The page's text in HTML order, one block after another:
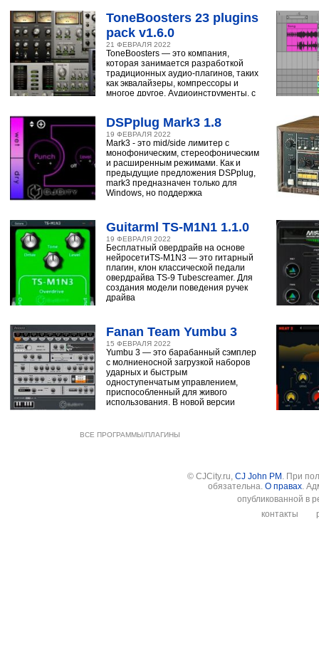
ToneBoosters 23 plugins
pack v1.6.0
21 ФЕВРАЛЯ 2022
ToneBoosters — это компания,
которая занимается разработкой
традиционных аудио-плагинов, таких
как эквалайзеры, компрессоры и
многое другое. Аудиоинструменты, с
DSPplug Mark3 1.8
19 ФЕВРАЛЯ 2022
Mark3 - это mid/side лимитер с
монофоническим, стереофоническим
и расширенным режимами. Как и
предыдущие предложения DSPplug,
mark3 предназначен только для
Windows, но поддержка
Guitarml TS-M1N1 1.1.0
19 ФЕВРАЛЯ 2022
Бесплатный овердрайв на основе
нейросетиTS-M1N3 — это гитарный
плагин, клон классической педали
овердрайва TS-9 Tubescreamer. Для
создания модели поведения ручек
драйва
Fanan Team Yumbu 3
15 ФЕВРАЛЯ 2022
Yumbu 3 — это барабанный сэмплер
с молниеносной загрузкой наборов
ударных и быстрым
одноступенчатым управлением,
приспособленный для живого
использования. В новой версии
ВСЕ ПРОГРАММЫ/ПЛАГИНЫ
© CJCity.ru, CJ John PM . При
обязательна. О правах.
опубликованной в
контакты